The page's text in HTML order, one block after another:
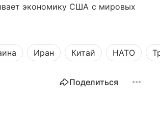
экономику США с мировых
Иран Китай НАТО
Поделиться